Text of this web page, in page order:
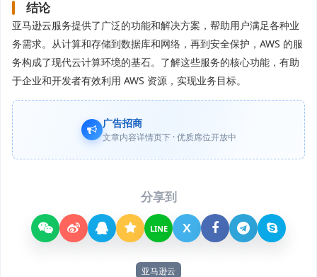
结论
亚马逊云服务提供了广泛的功能和解决方案，帮助用户满足各种业
务需求。从计算和存储到数据库和网络，再到安全保护，AWS 的服
务构成了现代云计算环境的基石。了解这些服务的核心功能，有助
于企业和开发者有效利用 AWS 资源，实现业务目标。
广告招商
文章内容详情页下 · 优质席位开放中
分享到
LINE X
亚马逊云